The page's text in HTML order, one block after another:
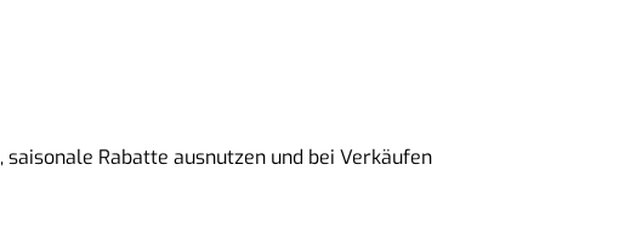
Rabatte ausnutzen und bei Verkäufen